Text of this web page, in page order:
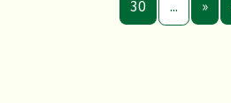
30 ... »